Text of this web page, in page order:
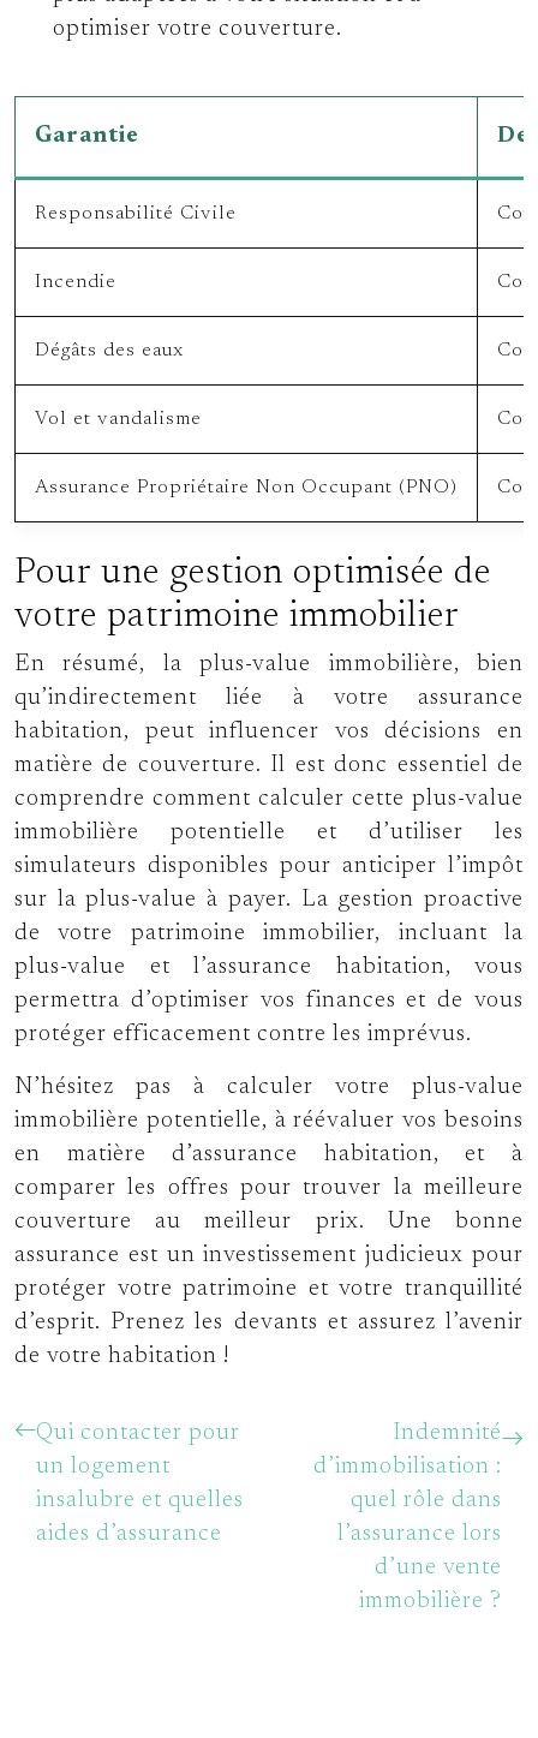
optimiser votre couverture.
Garantie
Responsabilité Civile
Incendie
Dégâts des eaux
Vol et vandalisme
Assurance Propriétaire Non Occupant (PNO)
Pour une gestion optimisée de
votre patrimoine immobilier
En résumé, la plus-value immobilière, bien
qu’indirectement liée à votre assurance
habitation, peut influencer vos décisions en
matière de couverture. Il est donc essentiel de
comprendre comment calculer cette plus-value
immobilière potentielle et d’utiliser les
simulateurs disponibles pour anticiper l’impôt
sur la plus-value à payer. La gestion proactive
de votre patrimoine immobilier, incluant la
plus-value et l’assurance habitation, vous
permettra d’optimiser vos finances et de vous
protéger efficacement contre les imprévus.
N’hésitez pas à calculer votre plus-value
immobilière potentielle, à réévaluer vos besoins
en matière d’assurance habitation, et à
comparer les offres pour trouver la meilleure
couverture au meilleur prix. Une bonne
assurance est un investissement judicieux pour
protéger votre patrimoine et votre tranquillité
d’esprit. Prenez les devants et assurez l’avenir
de votre habitation !
Qui contacter pour
un logement
insalubre et quelles
aides d’assurance
Indemnité
d’immobilisation :
quel rôle dans
l’assurance lors
d’une vente
immobilière ?